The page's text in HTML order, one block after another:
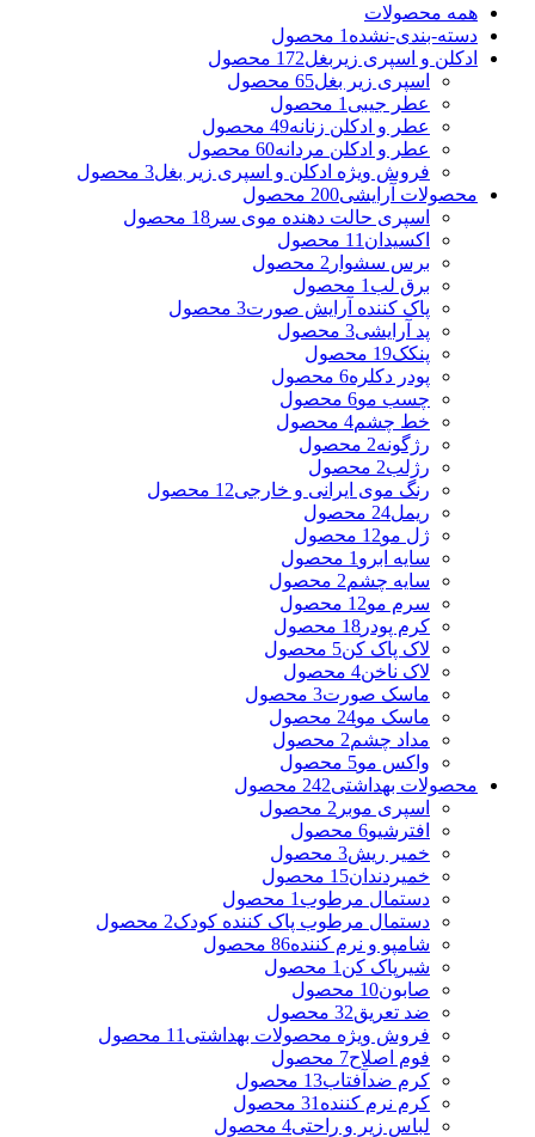
همه محصولات
دسته-بندی-نشده 1 محصول
ادکلن و اسپری زیربغل172 محصول
اسپری زیر بغل65 محصول
عطر جیبی 1 محصول
عطر و ادکلن زنانه49 محصول
عطر و ادکلن مردانه60 محصول
فروش ویژه ادکلن و اسپری زیر بغل3 محصول
محصولات آرایشی200 محصول
اسپری حالت دهنده موی سر 18 محصول
اکسیدان 11 محصول
برس سشوار 2 محصول
برق لب 1 محصول
پاک کننده آرایش صورت3 محصول
پد آرایشی3 محصول
پنکک19 محصول
پودر دکلره6 محصول
چسب مو6 محصول
خط چشم4 محصول
رژگونه2 محصول
رژلب2 محصول
رنگ موی ایرانی و خارجی12 محصول
ریمل24 محصول
ژل مو12 محصول
سایه ابرو 1 محصول
سایه چشم2 محصول
سرم مو12 محصول
کرم پودر 18 محصول
لاک پاک کن5 محصول
لاک ناخن4 محصول
ماسک صورت3 محصول
ماسک مو24 محصول
مداد چشم2 محصول
واکس مو5 محصول
محصولات بهداشتی242 محصول
اسپری موبر 2 محصول
افترشیو6 محصول
خمیر ریش3 محصول
خمیردندان15 محصول
دستمال مرطوب 1 محصول
دستمال مرطوب پاک کننده کودک2 محصول
شامپو و نرم کننده86 محصول
شیرپاک کن 1 محصول
صابون10 محصول
ضد تعریق32 محصول
فروش ویژه محصولات بهداشتی 11 محصول
فوم اصلاح7 محصول
کرم ضدآفتاب13 محصول
کرم نرم کننده 31 محصول
لباس زیر و راحتی4 محصول